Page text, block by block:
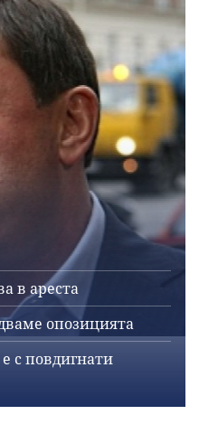
в ареста
опозицията
с повдигнати